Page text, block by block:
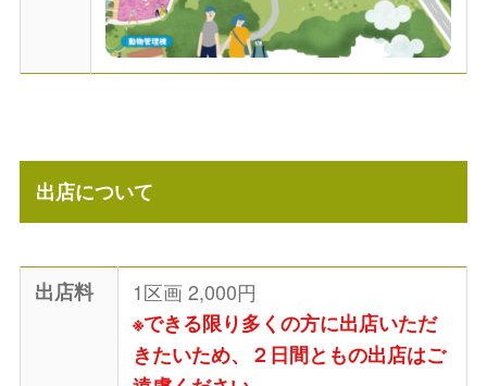
出店について
出店料
1区画 2,000円
※できる限り多くの方に出店いただ
きたいため、２日間ともの出店はご